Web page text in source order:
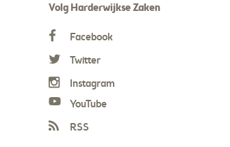
Volg Harderwijkse Zaken
Facebook
Twitter
Instagram
YouTube
RSS